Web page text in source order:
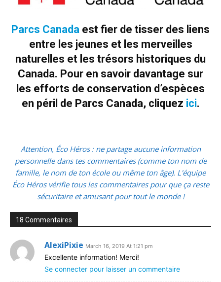
Parcs Canada est fier de tisser des liens
entre les jeunes et les merveilles
naturelles et les trésors historiques du
Canada. Pour en savoir davantage sur
les efforts de conservation d’espèces
en péril de Parcs Canada, cliquez ici.
Attention, Éco Héros : ne partage aucune information
personnelle dans tes commentaires (comme ton nom de
famille, le nom de ton école ou même ton âge). L'équipe
Éco Héros vérifie tous les commentaires pour que ça reste
sécuritaire et amusant pour tout le monde !
18 Commentaires
AlexiPixie March 16, 2019 At 1:21 pm
Excellente information! Merci!
Se connecter pour laisser un commentaire